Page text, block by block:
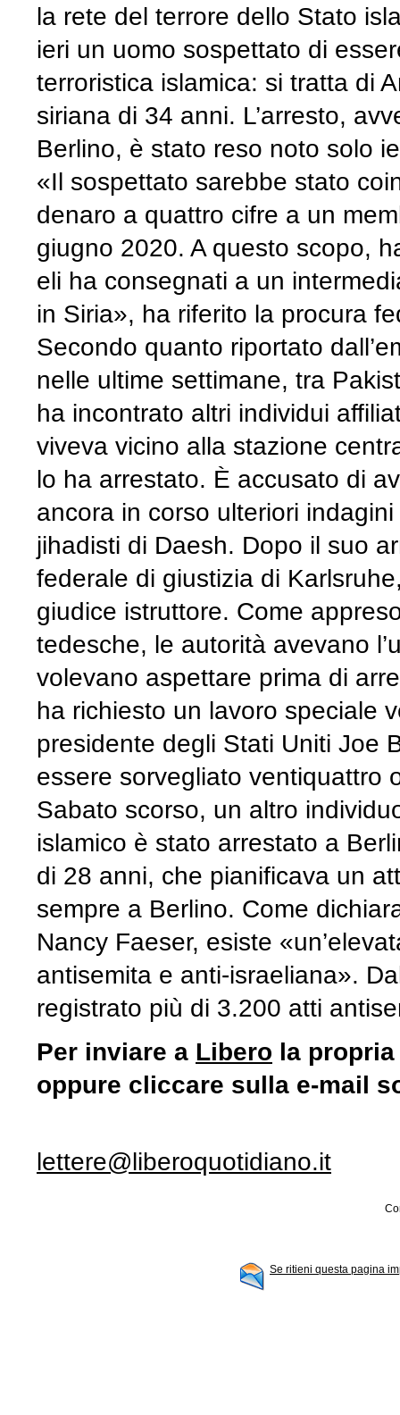
la rete del terrore dello Stato
ieri un uomo sospettato di
terroristica islamica: si tratta di
siriana di 34 anni. L’arresto,
Berlino, è stato reso noto solo
«Il sospettato sarebbe stato
denaro a quattro cifre a un
giugno 2020. A questo scopo,
eli ha consegnati a un
in Siria», ha riferito la procura
Secondo quanto riportato
nelle ultime settimane, tra
ha incontrato altri individui
viveva vicino alla stazione
lo ha arrestato. È accusato di
ancora in corso ulteriori
jihadisti di Daesh. Dopo il suo
federale di giustizia di
giudice istruttore. Come
tedesche, le autorità avevano
volevano aspettare prima di
ha richiesto un lavoro speciale
presidente degli Stati Uniti Joe
essere sorvegliato ventiquattro
Sabato scorso, un altro
islamico è stato arrestato a
di 28 anni, che pianificava un
sempre a Berlino. Come
Nancy Faeser, esiste
antisemita e anti-israeliana».
registrato più di 3.200 atti
Per inviare a Libero la
oppure cliccare sulla e-mail
lettere@liberoquotidiano.it
Se ritieni questa pagina